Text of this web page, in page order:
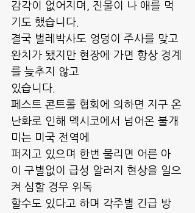
감각이 없어지며, 진물이 나 애를 먹
기도 했습니다.
결국 벌레박사도 엉덩이 주사를 맞고
완치가 됐지만 현장에 가면 항상 경계
를 늦추지 않고
있습니다.
페스트 콘트롤 협회에 의하면 지구 온
난화로 인해 멕시코에서 넘어온 불개
미는 미국 전역에
퍼지고 있으며 한번 물리면 어른 아
이 구별없이 급성 알러지 현상을 일으
켜 심할 경우 위독
할수도 있다고 하며 각주별 긴급 방